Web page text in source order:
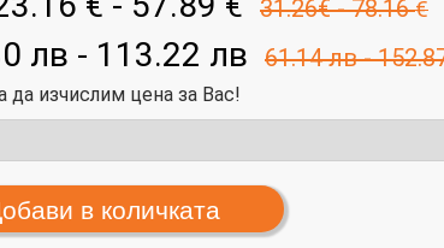
31.26€ - 78.16 €
лв - 113.22 лв 61.14 лв -
да изчислим цена за Вас!